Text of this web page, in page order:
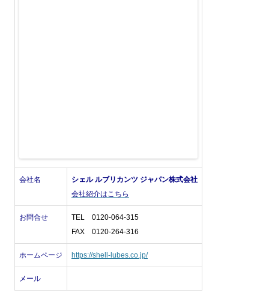
会社名
シェル ルブリカンツ ジャパン株式会社
会社紹介はこちら
お問合せ
TEL 0120-064-315
FAX 0120-264-316
ホームページ https://shell-lubes.co.jp/
メール